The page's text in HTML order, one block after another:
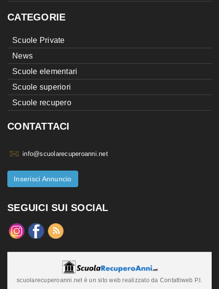
CATEGORIE
Scuole Private
News
Scuole elementari
Scuole superiori
Scuole recupero
CONTATTACI
info@scuolarecuperoanni.net
Inserisci Annuncio
SEGUICI SUI SOCIAL
scuolarecuperoanni.net è un sito web realizzato da Contattiweb P.I.